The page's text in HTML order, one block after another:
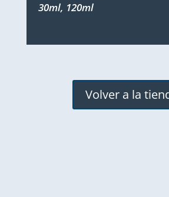
30ml, 120ml
Volver a la